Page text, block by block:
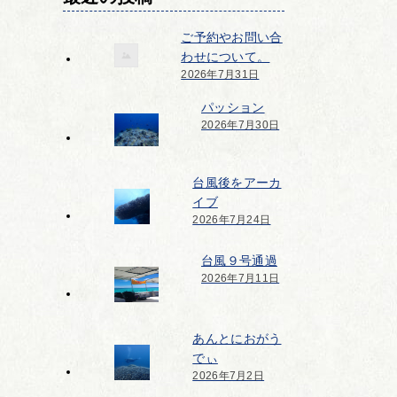
ご予約やお問い合
わせについて。
2026年7月31日
パッション
2026年7月30日
台風後をアーカ
イブ
2026年7月24日
台風９号通過
2026年7月11日
あんとにおがう
でぃ
2026年7月2日